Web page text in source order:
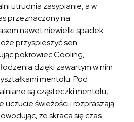
utrudnia zasypianie, a w
przeznaczony na
nawet niewielki spadek
przyspieszyć sen.
pokrowiec Cooling,
dzięki zawartym w nim
mentolu. Pod
są cząsteczki mentolu,
uczucie świeżości i rozpraszają
że skraca się czas